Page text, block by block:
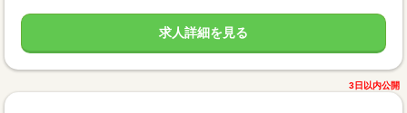
求人詳細を見る
3日以内公開